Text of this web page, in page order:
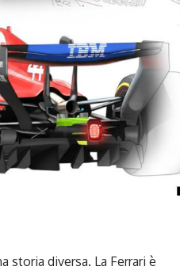
storia diversa. La Ferrari è